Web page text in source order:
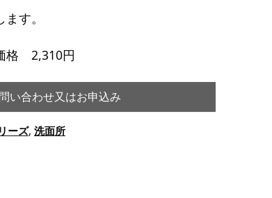
す。
格 2,310円
い合わせ又はお申込み
ーズ, 洗面所